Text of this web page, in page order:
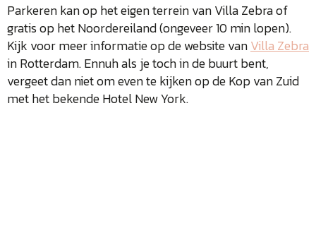
Parkeren kan op het eigen terrein van Villa Zebra of
gratis op het Noordereiland (ongeveer 10 min lopen).
Kijk voor meer informatie op de website vanVilla Zebra
in Rotterdam. Ennuh als je toch in de buurt bent,
vergeet dan niet om even te kijken op de Kop van Zuid
met het bekende Hotel New York.